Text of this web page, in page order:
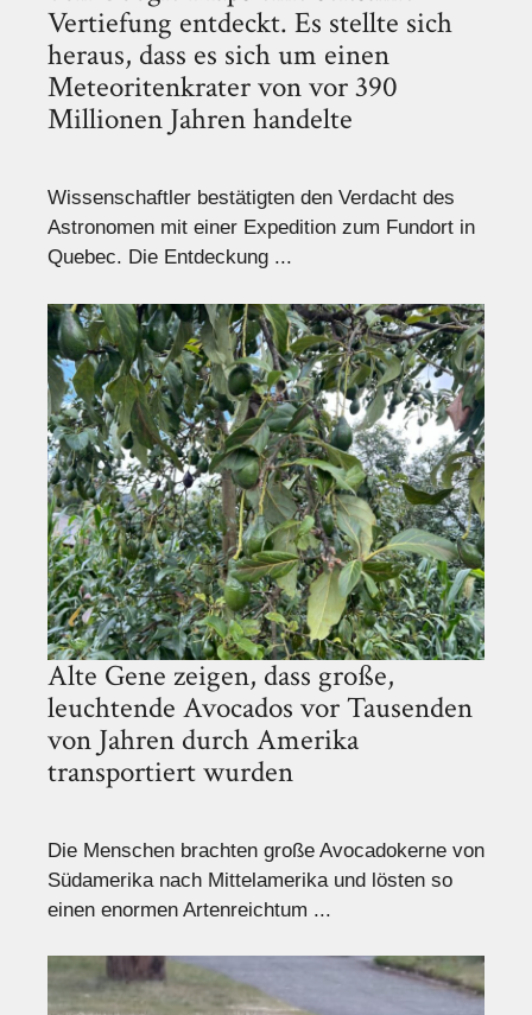
Vertiefung entdeckt. Es stellte sich
heraus, dass es sich um einen
Meteoritenkrater von vor 390
Millionen Jahren handelte
Wissenschaftler bestätigten den Verdacht des
Astronomen mit einer Expedition zum Fundort in
Quebec. Die Entdeckung ...
Alte Gene zeigen, dass große,
leuchtende Avocados vor Tausenden
von Jahren durch Amerika
transportiert wurden
Die Menschen brachten große Avocadokerne von
Südamerika nach Mittelamerika und lösten so
einen enormen Artenreichtum ...